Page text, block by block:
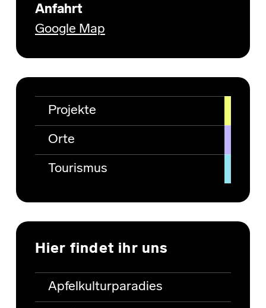
Anfahrt
Google Map
Projekte
Orte
Tourismus
Hier findet ihr uns
Apfelkulturparadies